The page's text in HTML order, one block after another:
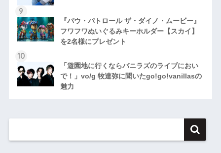
『パウ・パトロール ザ・ダイノ・ムービー』
フワフワぬいぐるみキーホルダー【スカイ】
を2名様にプレゼント
「遊園地に行くならバニラズのライブにおい
で！」vo/g 牧達弥に聞いたgo!go!vanillasの
魅力